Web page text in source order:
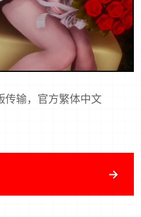
输，官方繁体中文
→